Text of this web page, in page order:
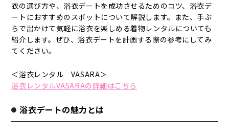
衣の選び方や、浴衣デートを成功させるためのコツ、浴衣デ
ートにおすすめのスポットについて解説します。また、手ぶ
らで出かけて気軽に浴衣を楽しめる着物レンタルについても
紹介します。ぜひ、浴衣デートを計画する際の参考にしてみ
てください。
＜浴衣レンタル VASARA＞
浴衣レンタルVASARAの詳細はこちら
浴衣デートの魅力とは